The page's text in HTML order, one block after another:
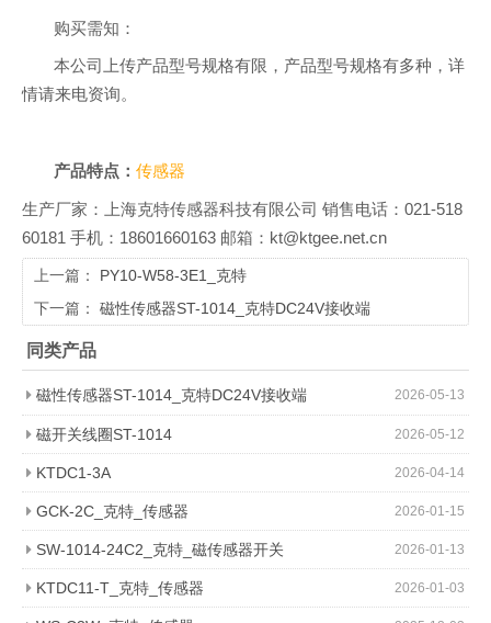
购买需知：
本公司上传产品型号规格有限，产品型号规格有多种，详
情请来电资询。
产品特点：传感器
生产厂家：上海克特传感器科技有限公司 销售电话：021-518
60181 手机：18601660163 邮箱：kt@ktgee.net.cn
上一篇： PY10-W58-3E1_克特
下一篇： 磁性传感器ST-1014_克特DC24V接收端
同类产品
2026-05-13
磁性传感器ST-1014_克特DC24V接收端
2026-05-12
磁开关线圈ST-1014
2026-04-14
KTDC1-3A
2026-01-15
GCK-2C_克特_传感器
2026-01-13
SW-1014-24C2_克特_磁传感器开关
2026-01-03
KTDC11-T_克特_传感器